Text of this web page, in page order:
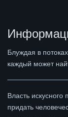
Блуждая в
каждый может
Власть искусного
придать